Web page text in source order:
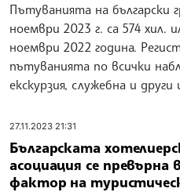
Пътуванията на български
ноември 2023 г. са 574 хил.
ноември 2022 година.
пътуванията по всички
екскурзия, служебна и
27.11.2023 21:31
Българската
асоциация се превърна
фактор на